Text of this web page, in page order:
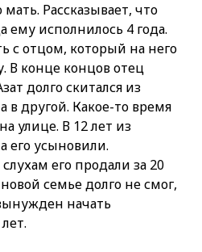
Рассказывает, что
ему исполнилось 4 года.
с отцом, который на него
В конце концов отец
долго скитался из
в другой. Какое-то время
улице. В 12 лет из
его усыновили.
его продали за 20
семье долго не смог,
начать